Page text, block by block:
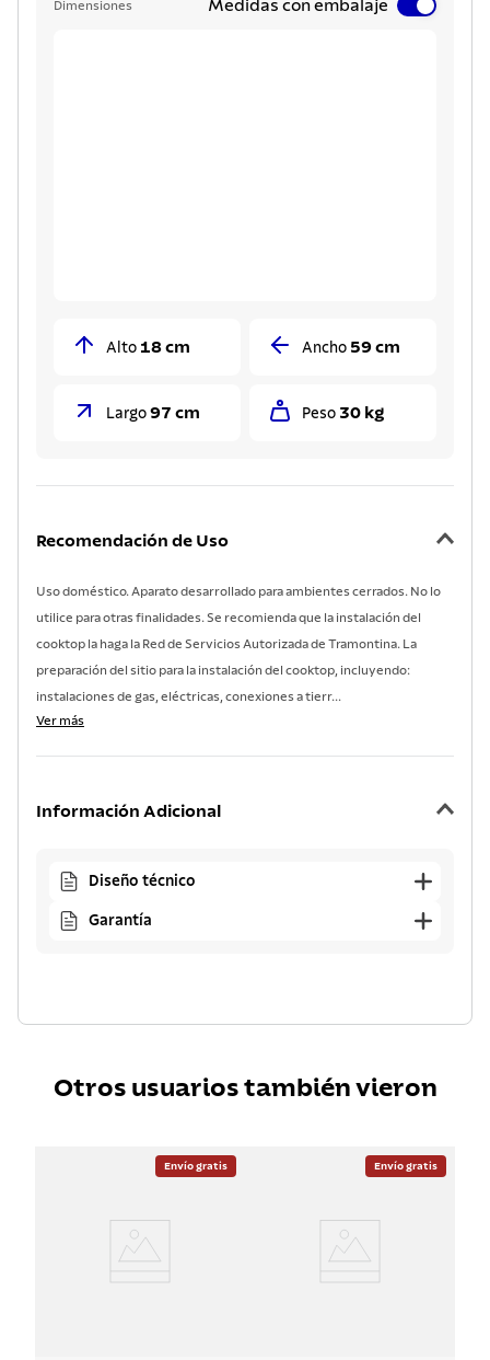
Dimensiones Medidas con embalaje
Alto 18 cm Ancho 59 cm
Largo 97 cm Peso 30 kg
Recomendación de Uso
Uso doméstico. Aparato desarrollado para ambientes cerrados. No lo
utilice para otras finalidades. Se recomienda que la instalación del
cooktop la haga la Red de Servicios Autorizada de Tramontina. La
preparación del sitio para la instalación del cooktop, incluyendo:
instalaciones de gas, eléctricas, conexiones a tierr...
Ver más
Información Adicional
Diseño técnico
Garantía
Otros usuarios también vieron
Envío gratis Envío gratis